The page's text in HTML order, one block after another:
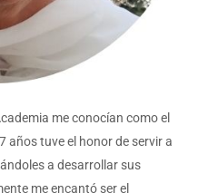
me conocían como el
años tuve el honor de servir a
a desarrollar sus
me encantó ser el